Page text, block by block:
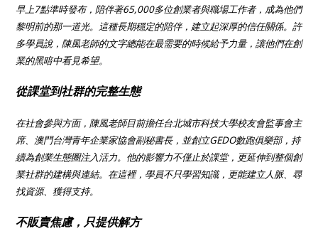
早上7點準時發布，陪伴著65,000多位創業者與職場工作者，成為他們
黎明前的那一道光。這種長期穩定的陪伴，建立起深厚的信任關係。許
多學員說，陳風老師的文字總能在最需要的時候給予力量，讓他們在創
業的黑暗中看見希望。
從課堂到社群的完整生態
在社會參與方面，陳風老師目前擔任台北城市科技大學校友會監事會主
席、澳門台灣青年企業家協會副秘書長，並創立GEDO數跑俱樂部，持
續為創業生態圈注入活力。他的影響力不僅止於課堂，更延伸到整個創
業社群的建構與連結。在這裡，學員不只學習知識，更能建立人脈、尋
找資源、獲得支持。
不販賣焦慮，只提供解方